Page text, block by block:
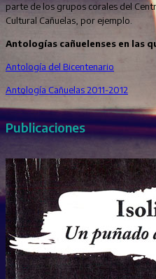
parte de los grupos corales del
Cultural Cañuelas, por ejemplo.
Antologías cañuelenses en las
Antología del Bicentenario
Antología Cañuelas 2011-2012
Publicaciones